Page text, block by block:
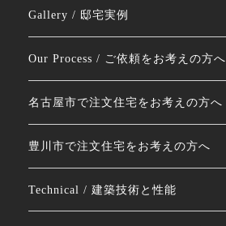
Gallery / 邸宅実例
Our Process / ご依頼をお考えの方へ
名古屋市で注文住宅をお考えの方へ
豊川市で注文住宅をお考えの方へ
Technical / 建築技術と性能